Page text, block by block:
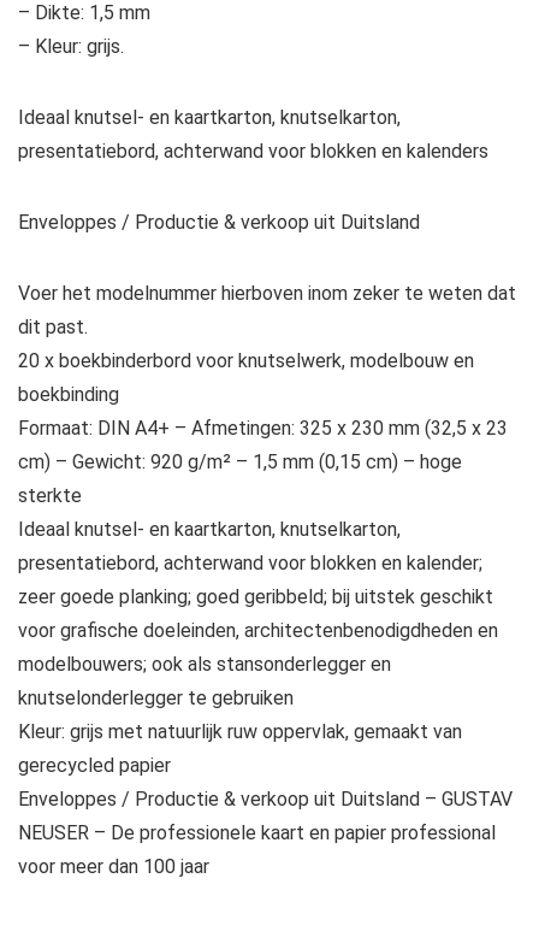
– Dikte: 1,5 mm
– Kleur: grijs.
Ideaal knutsel- en kaartkarton, knutselkarton,
presentatiebord, achterwand voor blokken en kalenders
Enveloppes / Productie & verkoop uit Duitsland
Voer het modelnummer hierboven inom zeker te weten dat
dit past.
20 x boekbinderbord voor knutselwerk, modelbouw en
boekbinding
Formaat: DIN A4+ – Afmetingen: 325 x 230 mm (32,5 x 23
cm) – Gewicht: 920 g/m² – 1,5 mm (0,15 cm) – hoge
sterkte
Ideaal knutsel- en kaartkarton, knutselkarton,
presentatiebord, achterwand voor blokken en kalender;
zeer goede planking; goed geribbeld; bij uitstek geschikt
voor grafische doeleinden, architectenbenodigdheden en
modelbouwers; ook als stansonderlegger en
knutselonderlegger te gebruiken
Kleur: grijs met natuurlijk ruw oppervlak, gemaakt van
gerecycled papier
Enveloppes / Productie & verkoop uit Duitsland – GUSTAV
NEUSER – De professionele kaart en papier professional
voor meer dan 100 jaar